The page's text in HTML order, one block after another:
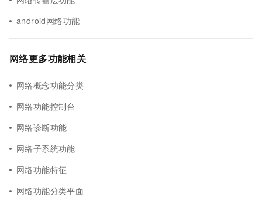
android网络功能
网络更多功能相关
网络概念功能分类
网络功能控制台
网络诊断功能
网络子系统功能
网络功能特征
网络功能分类平面